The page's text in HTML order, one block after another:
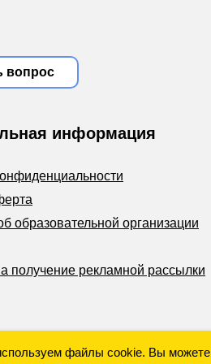
информация
образовательной организации
получение рекламной рассылки
вопрос
файлы cookie. Вы можете